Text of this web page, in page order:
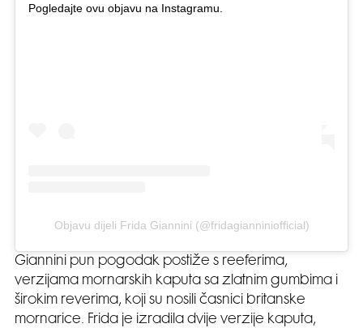
Pogledajte ovu objavu na Instagramu.
Objavu dijeli Frida Giannini (@fridagianniniofficial)
Giannini pun pogodak postiže s reeferima,
verzijama mornarskih kaputa sa zlatnim gumbima i
širokim reverima, koji su nosili časnici britanske
mornarice. Frida je izradila dvije verzije kaputa,